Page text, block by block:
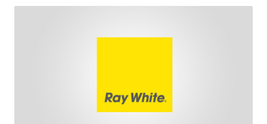
kepemilikan hunian maupun investasi properti. Namun
fokus pada harga atau lokasi tanpa memperhatikan